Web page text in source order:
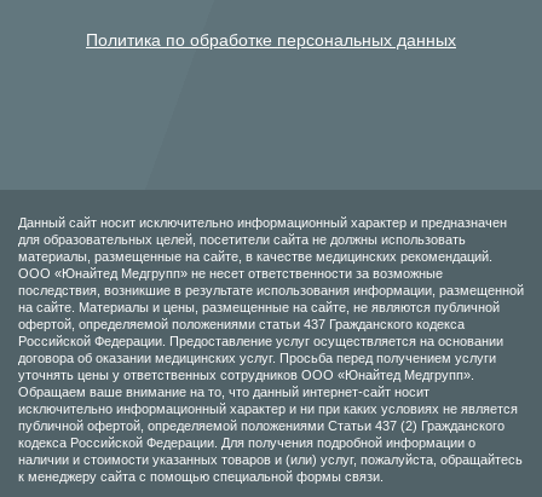
Политика по обработке персональных данных
Данный сайт носит исключительно информационный характер и предназначен
для образовательных целей, посетители сайта не должны использовать
материалы, размещенные на сайте, в качестве медицинских рекомендаций.
ООО «Юнайтед Медгрупп» не несет ответственности за возможные
последствия, возникшие в результате использования информации, размещенной
на сайте. Материалы и цены, размещенные на сайте, не являются публичной
офертой, определяемой положениями статьи 437 Гражданского кодекса
Российской Федерации. Предоставление услуг осуществляется на основании
договора об оказании медицинских услуг. Просьба перед получением услуги
уточнять цены у ответственных сотрудников ООО «Юнайтед Медгрупп».
Обращаем ваше внимание на то, что данный интернет-сайт носит
исключительно информационный характер и ни при каких условиях не является
публичной офертой, определяемой положениями Статьи 437 (2) Гражданского
кодекса Российской Федерации. Для получения подробной информации о
наличии и стоимости указанных товаров и (или) услуг, пожалуйста, обращайтесь
к менеджеру сайта с помощью специальной формы связи.